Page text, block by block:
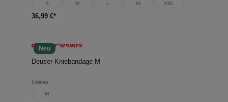
S M L XL XXL
36,99 €*
Neu
Deuser Kniebandage M
Unisex
M